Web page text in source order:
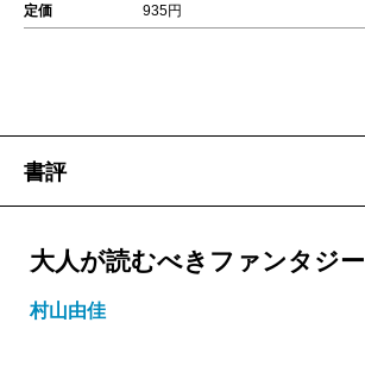
定価 935円
書評
大人が読むべきファンタジー
村山由佳